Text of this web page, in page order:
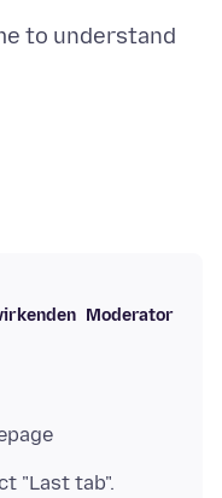
to understand
Moderator